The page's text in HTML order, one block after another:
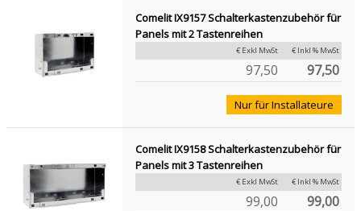
Comelit IX9157 Schalterkastenzubehör für
Panels mit 2 Tastenreihen
€ Exkl MwSt € Inkl % MwSt
97,50 97,50
Nur für Installateure
Comelit IX9158 Schalterkastenzubehör für
Panels mit 3 Tastenreihen
€ Exkl MwSt € Inkl % MwSt
99,00 99,00